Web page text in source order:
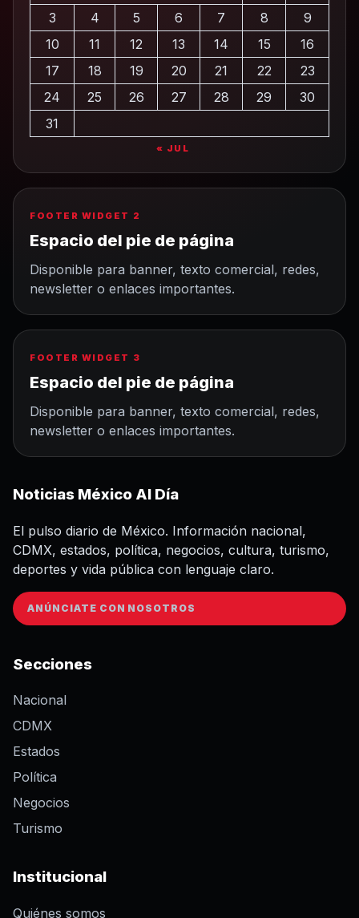
3
4 5 6 7 8
9
10
11 12 13 14 15
16
17
18 19 20 21 22
23
24
25 26 27 28 29
30
31
« JUL
FOOTER WIDGET 2
Espacio del pie de página
Disponible para banner, texto comercial, redes,
newsletter o enlaces importantes.
FOOTER WIDGET 3
Espacio del pie de página
Disponible para banner, texto comercial, redes,
newsletter o enlaces importantes.
Noticias México Al Día
El pulso diario de México. Información nacional,
CDMX, estados, política, negocios, cultura, turismo,
deportes y vida pública con lenguaje claro.
ANÚNCIATE CON NOSOTROS
Secciones
Nacional
CDMX
Estados
Política
Negocios
Turismo
Institucional
Quiénes somos